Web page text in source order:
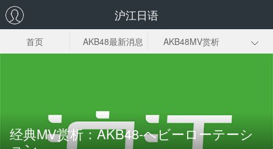
沪江日语
首页 AKB48最新消息 AKB48MV赏析
经典MV赏析：AKB48-ヘビーローテーシ